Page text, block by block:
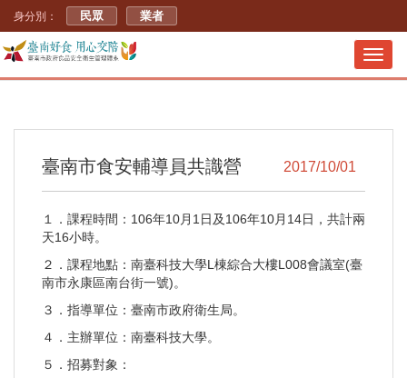
身分別： 民眾 業者
臺南市食安輔導員共識營 2017/10/01
１．課程時間：106年10月1日及106年10月14日，共計兩
天16小時。
２．課程地點：南臺科技大學L棟綜合大樓L008會議室(臺
南市永康區南台街一號)。
３．指導單位：臺南市政府衛生局。
４．主辦單位：南臺科技大學。
５．招募對象：